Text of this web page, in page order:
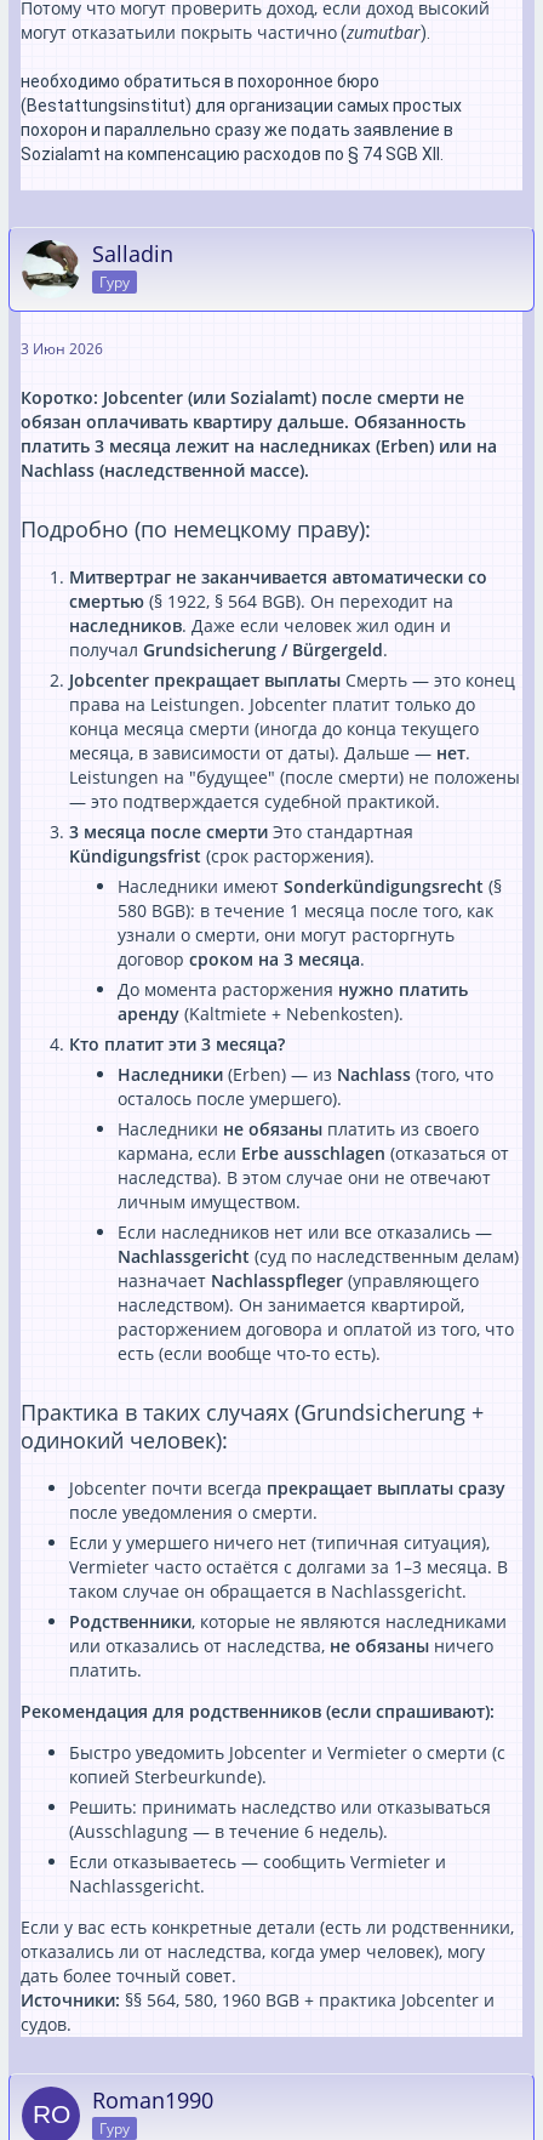
Потому что могут проверить доход, если доход высокий
могут отказатьили покрыть частично(zumutbar).
необходимо обратиться в похоронное бюро
(Bestattungsinstitut) для организации самых простых
похорон и параллельно сразу же подать заявление в
Sozialamt на компенсацию расходов по § 74 SGB XII.
Salladin
Гуру
3 Июн 2026
Коротко: Jobcenter (или Sozialamt) после смерти не
обязан оплачивать квартиру дальше. Обязанность
платить 3 месяца лежит на наследниках (Erben) или на
Nachlass (наследственной массе).
Подробно (по немецкому праву):
Митвертраг не заканчивается автоматически со
смертью (§ 1922, § 564 BGB). Он переходит на
наследников. Даже если человек жил один и
получал Grundsicherung / Bürgergeld.
Jobcenter прекращает выплаты Смерть — это конец
права на Leistungen. Jobcenter платит только до
конца месяца смерти (иногда до конца текущего
месяца, в зависимости от даты). Дальше — нет.
Leistungen на "будущее" (после смерти) не положены
— это подтверждается судебной практикой.
3 месяца после смерти Это стандартная
Kündigungsfrist (срок расторжения).
Наследники имеют Sonderkündigungsrecht (§
580 BGB): в течение 1 месяца после того, как
узнали о смерти, они могут расторгнуть
договор сроком на 3 месяца.
До момента расторжения нужно платить
аренду (Kaltmiete + Nebenkosten).
Кто платит эти 3 месяца?
Наследники (Erben) — из Nachlass (того, что
осталось после умершего).
Наследники не обязаны платить из своего
кармана, если Erbe ausschlagen (отказаться от
наследства). В этом случае они не отвечают
личным имуществом.
Если наследников нет или все отказались —
Nachlassgericht (суд по наследственным делам)
назначает Nachlasspfleger (управляющего
наследством). Он занимается квартирой,
расторжением договора и оплатой из того, что
есть (если вообще что-то есть).
Практика в таких случаях (Grundsicherung +
одинокий человек):
Jobcenter почти всегда прекращает выплаты сразу
после уведомления о смерти.
Если у умершего ничего нет (типичная ситуация),
Vermieter часто остаётся с долгами за 1–3 месяца. В
таком случае он обращается в Nachlassgericht.
Родственники, которые не являются наследниками
или отказались от наследства, не обязаны ничего
платить.
Рекомендация для родственников (если спрашивают):
Быстро уведомить Jobcenter и Vermieter о смерти (с
копией Sterbeurkunde).
Решить: принимать наследство или отказываться
(Ausschlagung — в течение 6 недель).
Если отказываетесь — сообщить Vermieter и
Nachlassgericht.
Если у вас есть конкретные детали (есть ли родственники,
отказались ли от наследства, когда умер человек), могу
дать более точный совет.
Источники: §§ 564, 580, 1960 BGB + практика Jobcenter и
судов.
Roman1990
Гуру